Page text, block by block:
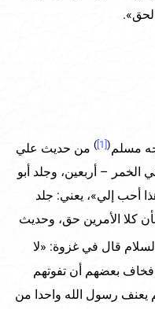
مسلم(
) من حديث علي
الخمر – أربعين، وجلد أبو
أحب إلي»، يعني: جلد
كلا الأمرين حق، وحديث
قال في غزوة: «لا
فخاف بعضهم أن تفوتهم
يعنف رسول الله واحدا من